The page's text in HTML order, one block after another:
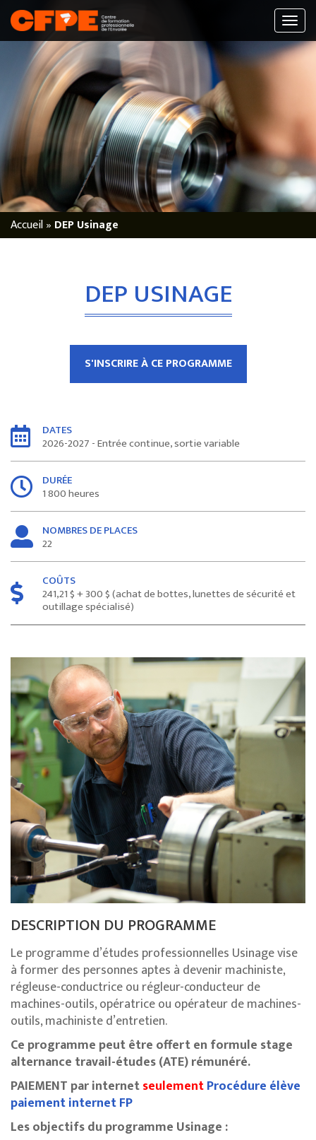
Accueil» DEP Usinage
DEP USINAGE
S'INSCRIRE À CE PROGRAMME
DATES
2026-2027 - Entrée continue, sortie variable
DURÉE
1 800 heures
NOMBRES DE PLACES
22
COÛTS
241,21 $ + 300 $ (achat de bottes, lunettes de sécurité et
outillage spécialisé)
DESCRIPTION DU PROGRAMME
Le programme d’études professionnelles Usinage vise
à former des personnes aptes à devenir machiniste,
régleuse-conductrice ou régleur-conducteur de
machines-outils, opératrice ou opérateur de machines-
outils, machiniste d’entretien.
Ce programme peut être offert en formule stage
alternance travail-études (ATE) rémunéré.
PAIEMENT par internetseulementProcédure élève
paiement internet FP
Les objectifs du programme Usinage :